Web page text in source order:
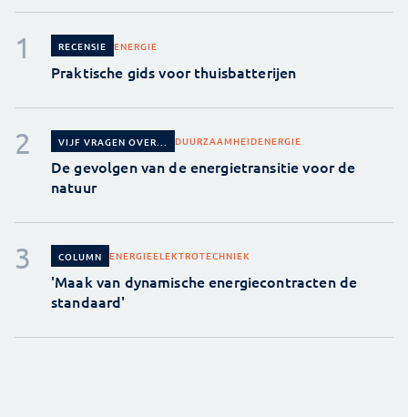
RECENSIE ENERGIE
Praktische gids voor thuisbatterijen
VIJF VRAGEN OVER... DUURZAAMHEIDENERGIE
De gevolgen van de energietransitie voor de
natuur
COLUMN ENERGIEELEKTROTECHNIEK
'Maak van dynamische energiecontracten de
standaard'